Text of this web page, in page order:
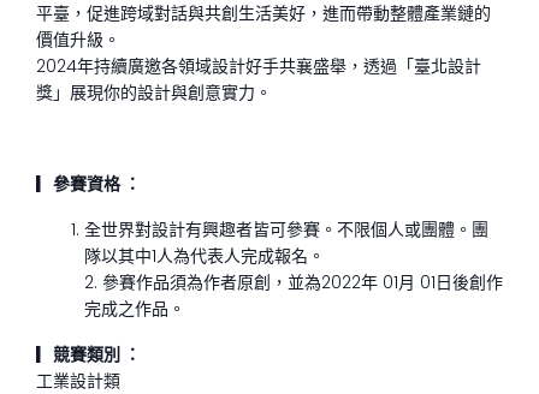
平臺，促進跨域對話與共創生活美好，進而帶動整體產業鏈的
價值升級。
2024年持續廣邀各領域設計好手共襄盛舉，透過「臺北設計
獎」展現你的設計與創意實力。
參賽資格 ：
全世界對設計有興趣者皆可參賽。不限個人或團體。團
隊以其中1人為代表人完成報名。
2. 參賽作品須為作者原創，並為2022年 01月 01日後創作
完成之作品。
競賽類別 ：
工業設計類